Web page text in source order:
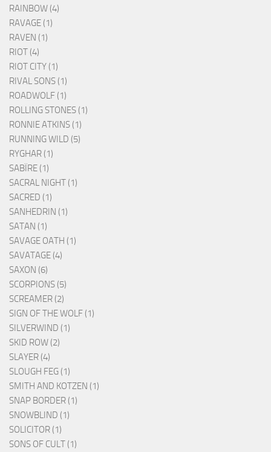
RAINBOW (4)
RAVAGE (1)
RAVEN (1)
RIOT (4)
RIOT CITY (1)
RIVAL SONS (1)
ROADWOLF (1)
ROLLING STONES (1)
RONNIE ATKINS (1)
RUNNING WILD (5)
RYGHAR (1)
SABÏRE (1)
SACRAL NIGHT (1)
SACRED (1)
SANHEDRIN (1)
SATAN (1)
SAVAGE OATH (1)
SAVATAGE (4)
SAXON (6)
SCORPIONS (5)
SCREAMER (2)
SIGN OF THE WOLF (1)
SILVERWIND (1)
SKID ROW (2)
SLAYER (4)
SLOUGH FEG (1)
SMITH AND KOTZEN (1)
SNAP BORDER (1)
SNOWBLIND (1)
SOLICITOR (1)
SONS OF CULT (1)